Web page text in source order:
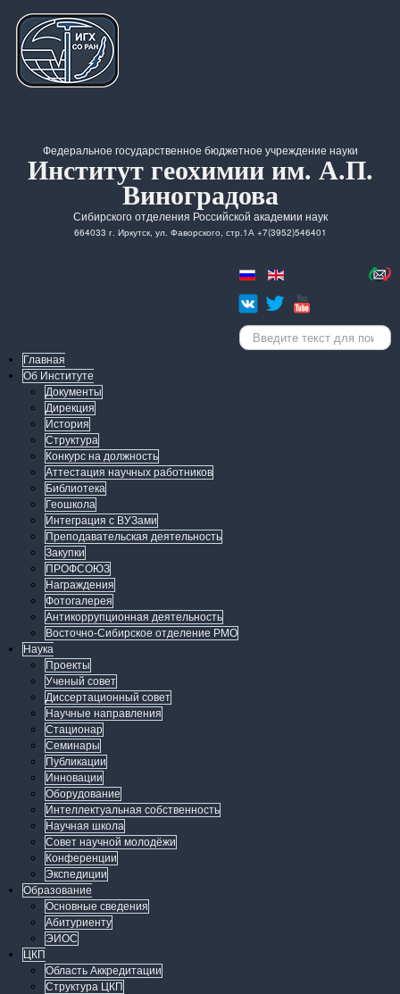
Федеральное государственное бюджетное учреждение науки
Институт геохимии им. А.П.
Виноградова
Сибирского отделения Российской академии наук
664033 г. Иркутск, ул. Фаворского, стр.1А +7(3952)546401
Искать...
Главная
Об Институте
Документы
Дирекция
История
Структура
Конкурс на должность
Аттестация научных работников
Библиотека
Геошкола
Интеграция с ВУЗами
Преподавательская деятельность
Закупки
ПРОФСОЮЗ
Награждения
Фотогалерея
Антикоррупционная деятельность
Восточно-Сибирское отделение РМО
Наука
Проекты
Ученый совет
Диссертационный совет
Научные направления
Стационар
Семинары
Публикации
Инновации
Оборудование
Интеллектуальная собственность
Научная школа
Совет научной молодёжи
Конференции
Экспедиции
Образование
Основные сведения
Абитуриенту
ЭИОС
ЦКП
Область Аккредитации
Структура ЦКП